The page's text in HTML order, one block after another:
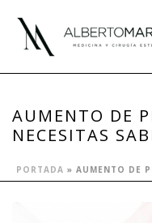
AUMENTO DE
NECESITAS
PORTADA » AUMENTO DE